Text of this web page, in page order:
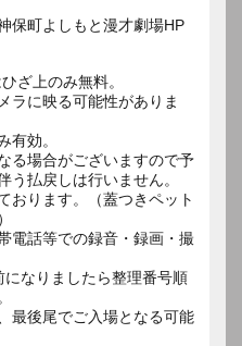
保町よしもと漫才劇場HP
ざ上のみ無料。
ラに映る可能性がありま
有効。
る場合がございますので予
う払戻しは行いません。
おります。（蓋つきペット
電話等での録音・録画・撮
なりましたら整理番号順
最後尾でご入場となる可能